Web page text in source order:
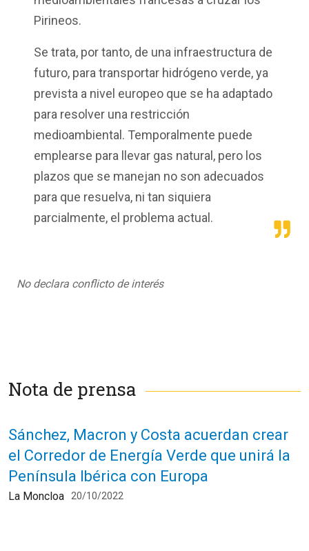
Pirineos.
Se trata, por tanto, de una infraestructura de
futuro, para transportar hidrógeno verde, ya
prevista a nivel europeo que se ha adaptado
para resolver una restricción
medioambiental. Temporalmente puede
emplearse para llevar gas natural, pero los
plazos que se manejan no son adecuados
para que resuelva, ni tan siquiera
parcialmente, el problema actual.
No declara conflicto de interés
Nota de prensa
Sánchez, Macron y Costa acuerdan crear
el Corredor de Energía Verde que unirá la
Península Ibérica con Europa
La Moncloa 20/10/2022